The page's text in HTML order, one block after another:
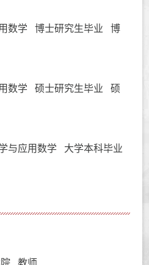
数学 博士研究生毕业 博
数学 硕士研究生毕业 硕
与应用数学 大学本科毕业
院 教师